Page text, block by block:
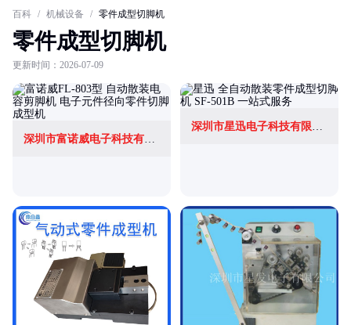
百科 / 机械设备 / 零件成型切脚机
零件成型切脚机
更新时间：2026-07-09
深圳市富诺威电子科技有限公司
深圳市星迅电子科技有限公司